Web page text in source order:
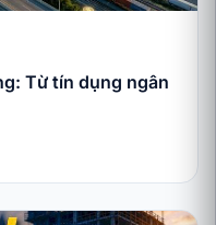
Từ tín dụng ngân